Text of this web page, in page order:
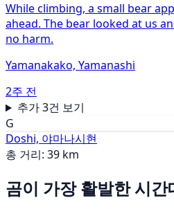
While climbing, a small bear
ahead. The bear looked at us
no harm.
Yamanakako, Yamanashi
2주 전
추가 3건 보기
G
Doshi, 야마나시현
총 거리: 39 km
곰이 가장 활발한 시간